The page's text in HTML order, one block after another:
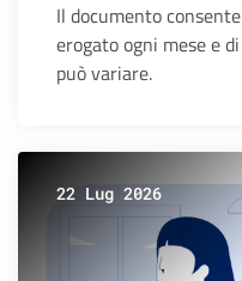
Il documento
erogato ogni mese e
può variare.
22 Lug 2026